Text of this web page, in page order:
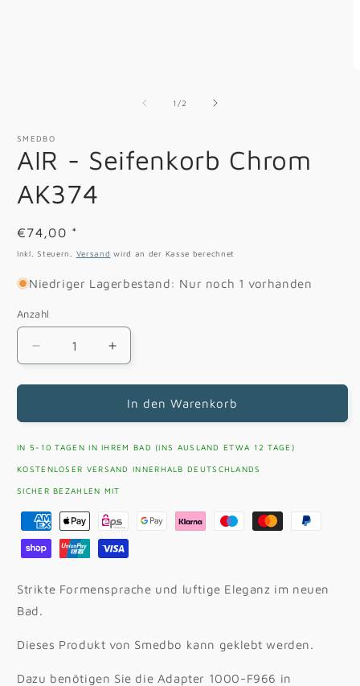
1 /von
2
SMEDBO
AIR - Seifenkorb Chrom
AK374
Normaler
Preis
€74,00 *
Inkl. Steuern. Versand wird an der Kasse berechnet
Niedriger Lagerbestand: Nur noch 1 vorhanden
Anzahl
Verringere
die
Menge
AIR
Seifenkorb
Chrom
AK374
Erhöhe
die
Menge
AIR
Seifenkorb
Chrom
AK374
In den Warenkorb
IN 5-10 TAGEN IN IHREM BAD (INS AUSLAND ETWA 12 TAGE)
KOSTENLOSER VERSAND INNERHALB DEUTSCHLANDS
SICHER BEZAHLEN MIT
Zahlungsmethoden
Strikte Formensprache und luftige Eleganz im neuen
Bad.
Dieses Produkt von Smedbo kann geklebt werden.
Dazu benötigen Sie die Adapter 1000-F966 in